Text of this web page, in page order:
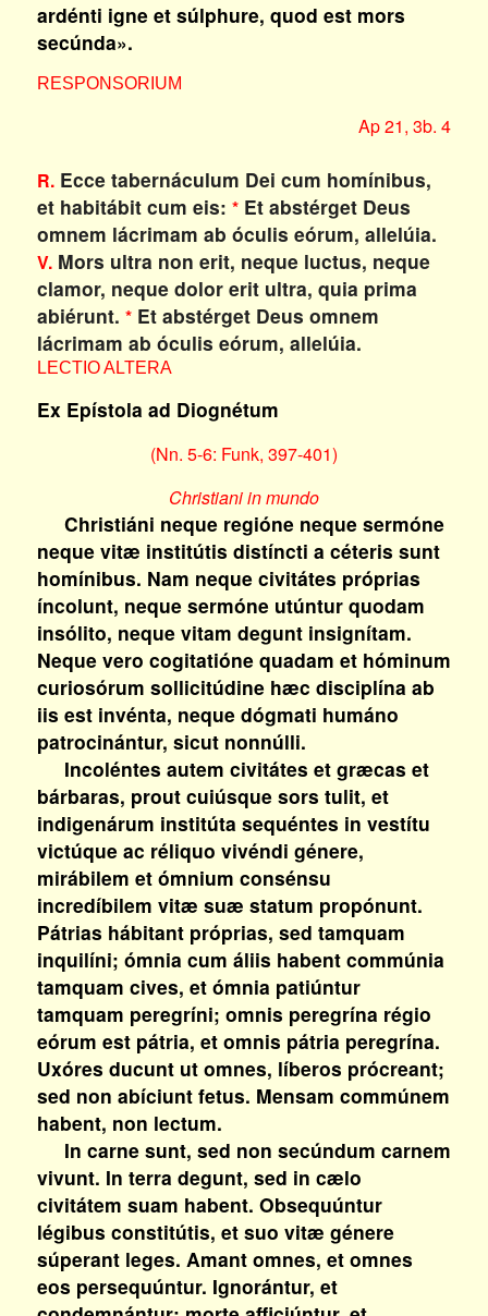
ardénti igne et súlphure, quod est mors
secúnda».
RESPONSORIUM
Ap 21, 3b. 4
R.Ecce tabernáculum Dei cum homínibus,
et habitábit cum eis: *Et abstérget Deus
omnem lácrimam ab óculis eórum, allelúia.
V.Mors ultra non erit, neque luctus, neque
clamor, neque dolor erit ultra, quia prima
abiérunt. *Et abstérget Deus omnem
lácrimam ab óculis eórum, allelúia.
LECTIO ALTERA
Ex Epístola ad Diognétum
(Nn. 5-6: Funk, 397-401)
Christiani in mundo
Christiáni neque regióne neque sermóne
neque vitæ institútis distíncti a céteris sunt
homínibus. Nam neque civitátes próprias
íncolunt, neque sermóne utúntur quodam
insólito, neque vitam degunt insignítam.
Neque vero cogitatióne quadam et hóminum
curiosórum sollicitúdine hæc disciplína ab
iis est invénta, neque dógmati humáno
patrocinántur, sicut nonnúlli.
Incoléntes autem civitátes et græcas et
bárbaras, prout cuiúsque sors tulit, et
indigenárum institúta sequéntes in vestítu
victúque ac réliquo vivéndi génere,
mirábilem et ómnium consénsu
incredíbilem vitæ suæ statum propónunt.
Pátrias hábitant próprias, sed tamquam
inquilíni; ómnia cum áliis habent commúnia
tamquam cives, et ómnia patiúntur
tamquam peregríni; omnis peregrína régio
eórum est pátria, et omnis pátria peregrína.
Uxóres ducunt ut omnes, líberos prócreant;
sed non abíciunt fetus. Mensam commúnem
habent, non lectum.
In carne sunt, sed non secúndum carnem
vivunt. In terra degunt, sed in cælo
civitátem suam habent. Obsequúntur
légibus constitútis, et suo vitæ génere
súperant leges. Amant omnes, et omnes
eos persequúntur. Ignorántur, et